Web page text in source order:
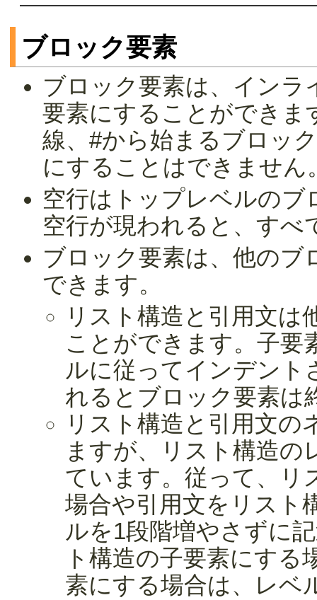
ブロック要素
ブロック要素は、インラ
要素にすることができま
線、#から始まるブロッ
にすることはできません
空行はトップレベルのブ
空行が現われると、すべ
ブロック要素は、他のブ
できます。
リスト構造と引用文は
ことができます。子要
ルに従ってインデント
れるとブロック要素は
リスト構造と引用文の
ますが、リスト構造の
ています。従って、リ
場合や引用文をリスト
ルを1段階増やさずに
ト構造の子要素にする
素にする場合は、レベ